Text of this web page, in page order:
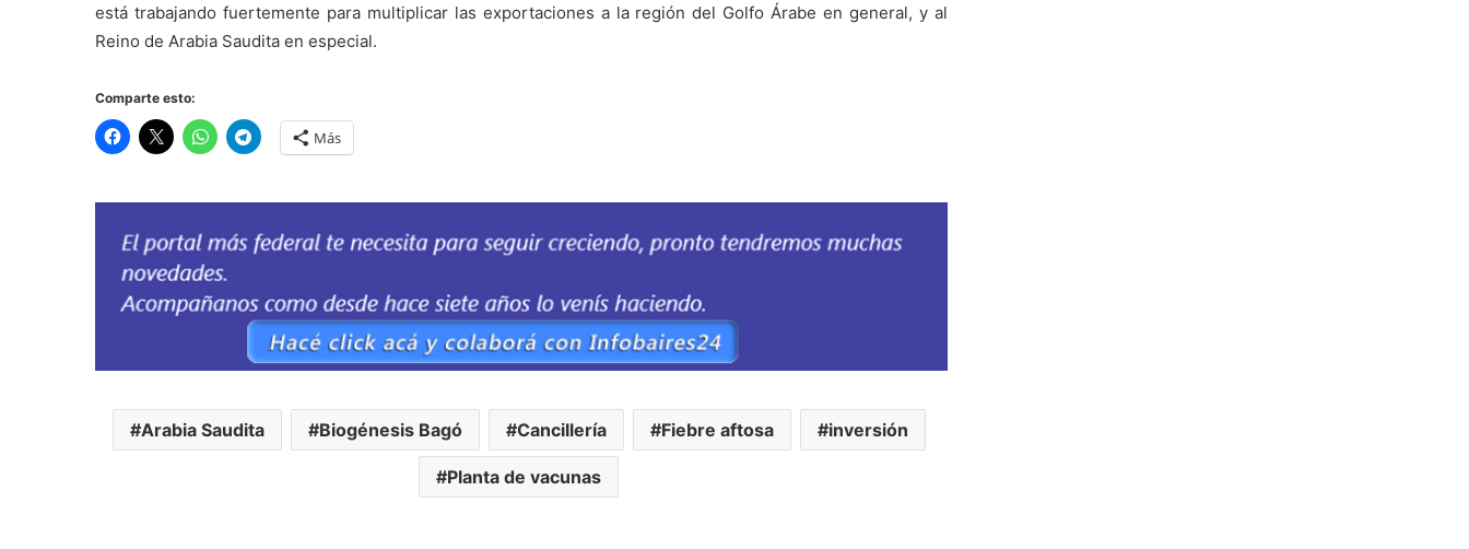
está trabajando fuertemente para multiplicar las exportaciones a la región del Golfo Árabe en general, y al
Reino de Arabia Saudita en especial.
Comparte esto:
Más
Arabia Saudita Biogénesis Bagó Cancillería Fiebre aftosa inversión
Planta de vacunas